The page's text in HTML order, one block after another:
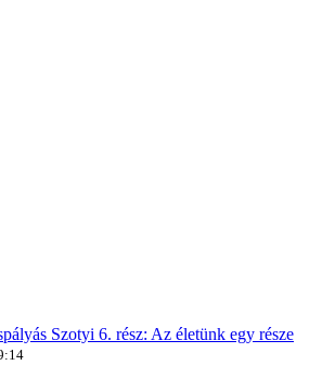
Szotyi 6. rész: Az életünk egy része